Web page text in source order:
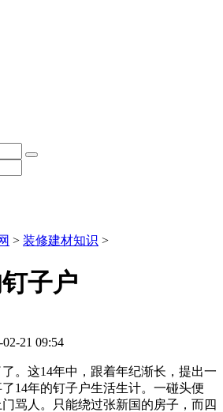
> 装修建材知识 >
子户
21 09:54
这14年中，跟着年纪渐长，提出一
14年的钉子户生活生计。一碰头便
骂人。只能绕过张新国的房子，而四